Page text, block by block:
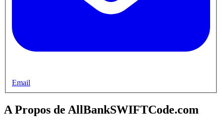
Email
A Propos de AllBankSWIFTCode.com